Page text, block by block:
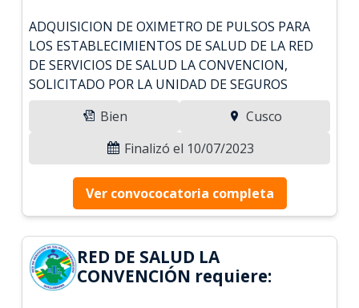
ADQUISICION DE OXIMETRO DE PULSOS PARA
LOS ESTABLECIMIENTOS DE SALUD DE LA RED
DE SERVICIOS DE SALUD LA CONVENCION,
SOLICITADO POR LA UNIDAD DE SEGUROS
Bien
Cusco
Finalizó el 10/07/2023
Ver convococatoria completa
RED DE SALUD LA
CONVENCIÓN requiere: